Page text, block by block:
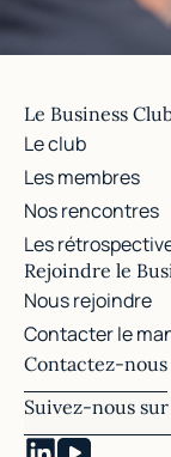
Le Business
Le club
Les membres
Nos rencontres
Les
Rejoindre le
Nous rejoindre
Contacter le
Contactez-nous
Suivez-nous